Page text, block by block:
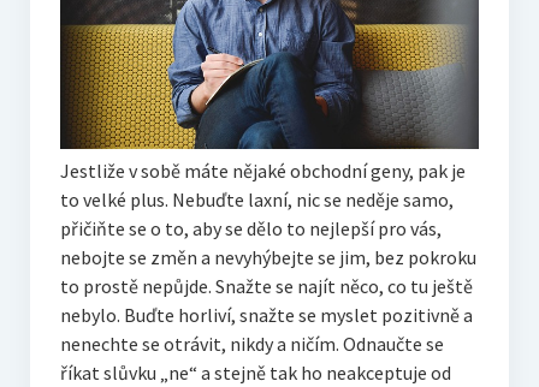
Jestliže v sobě máte nějaké obchodní geny, pak je
to velké plus. Nebuďte laxní, nic se neděje samo,
přičiňte se o to, aby se dělo to nejlepší pro vás,
nebojte se změn a nevyhýbejte se jim, bez pokroku
to prostě nepůjde. Snažte se najít něco, co tu ještě
nebylo. Buďte horliví, snažte se myslet pozitivně a
nenechte se otrávit, nikdy a ničím. Odnaučte se
říkat slůvku „ne“ a stejně tak ho neakceptuje od